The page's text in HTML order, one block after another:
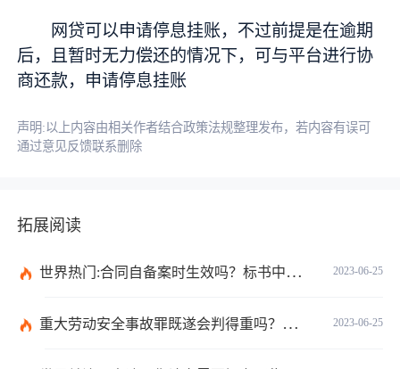
网贷可以申请停息挂账，不过前提是在逾期
后，且暂时无力偿还的情况下，可与平台进行协
商还款，申请停息挂账
声明:以上内容由相关作者结合政策法规整理发布，若内容有误可
通过意见反馈联系删除
拓展阅读
2023-06-25
世界热门:合同自备案时生效吗？标书中的合同需要全部放上去吗？
2023-06-25
重大劳动安全事故罪既遂会判得重吗？重大劳动安全事故罪与玩忽职守罪的界限是什么？_世界速看